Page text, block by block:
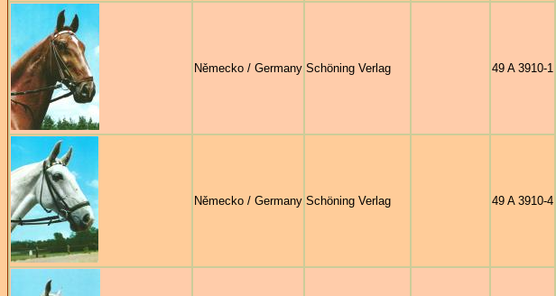
Německo / Germany Schöning Verlag 49 A 3910-1
Německo / Germany Schöning Verlag 49 A 3910-4